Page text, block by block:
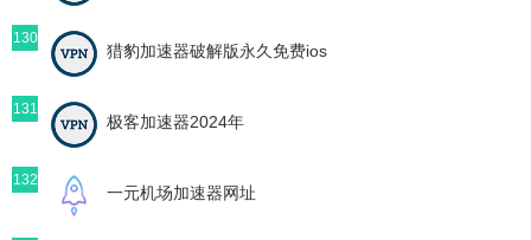
130
猎豹加速器破解版永久免费ios
131
极客加速器2024年
132
一元机场加速器网址